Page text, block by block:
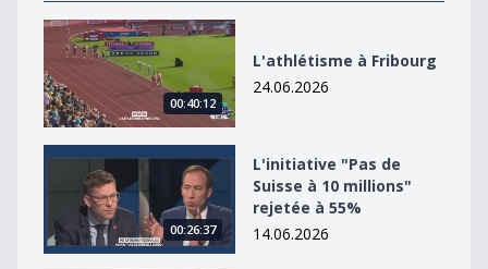
L&#039;athlétisme à Fribourg
00:40:12
L'athlétisme à Fribourg
24.06.2026
L&#039;initiative &quot;Pas de Suisse à 10
00:26:37
L'initiative "Pas de
Suisse à 10 millions"
rejetée à 55%
14.06.2026